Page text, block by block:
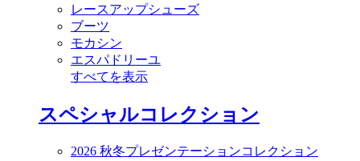
レースアップシューズ
ブーツ
モカシン
エスパドリーユ
すべてを表示
スペシャルコレクション
2026 秋冬プレゼンテーションコレクション